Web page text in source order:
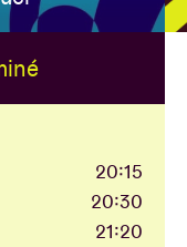
20:15
20:30
21:20